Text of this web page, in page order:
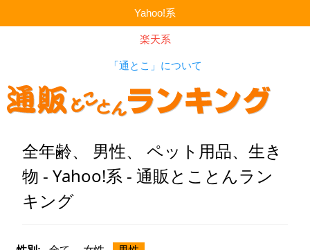
Yahoo!系
楽天系
「通とこ」について
全年齢、 男性、 ペット用品、生き
物 - Yahoo!系 - 通販とことんラン
キング